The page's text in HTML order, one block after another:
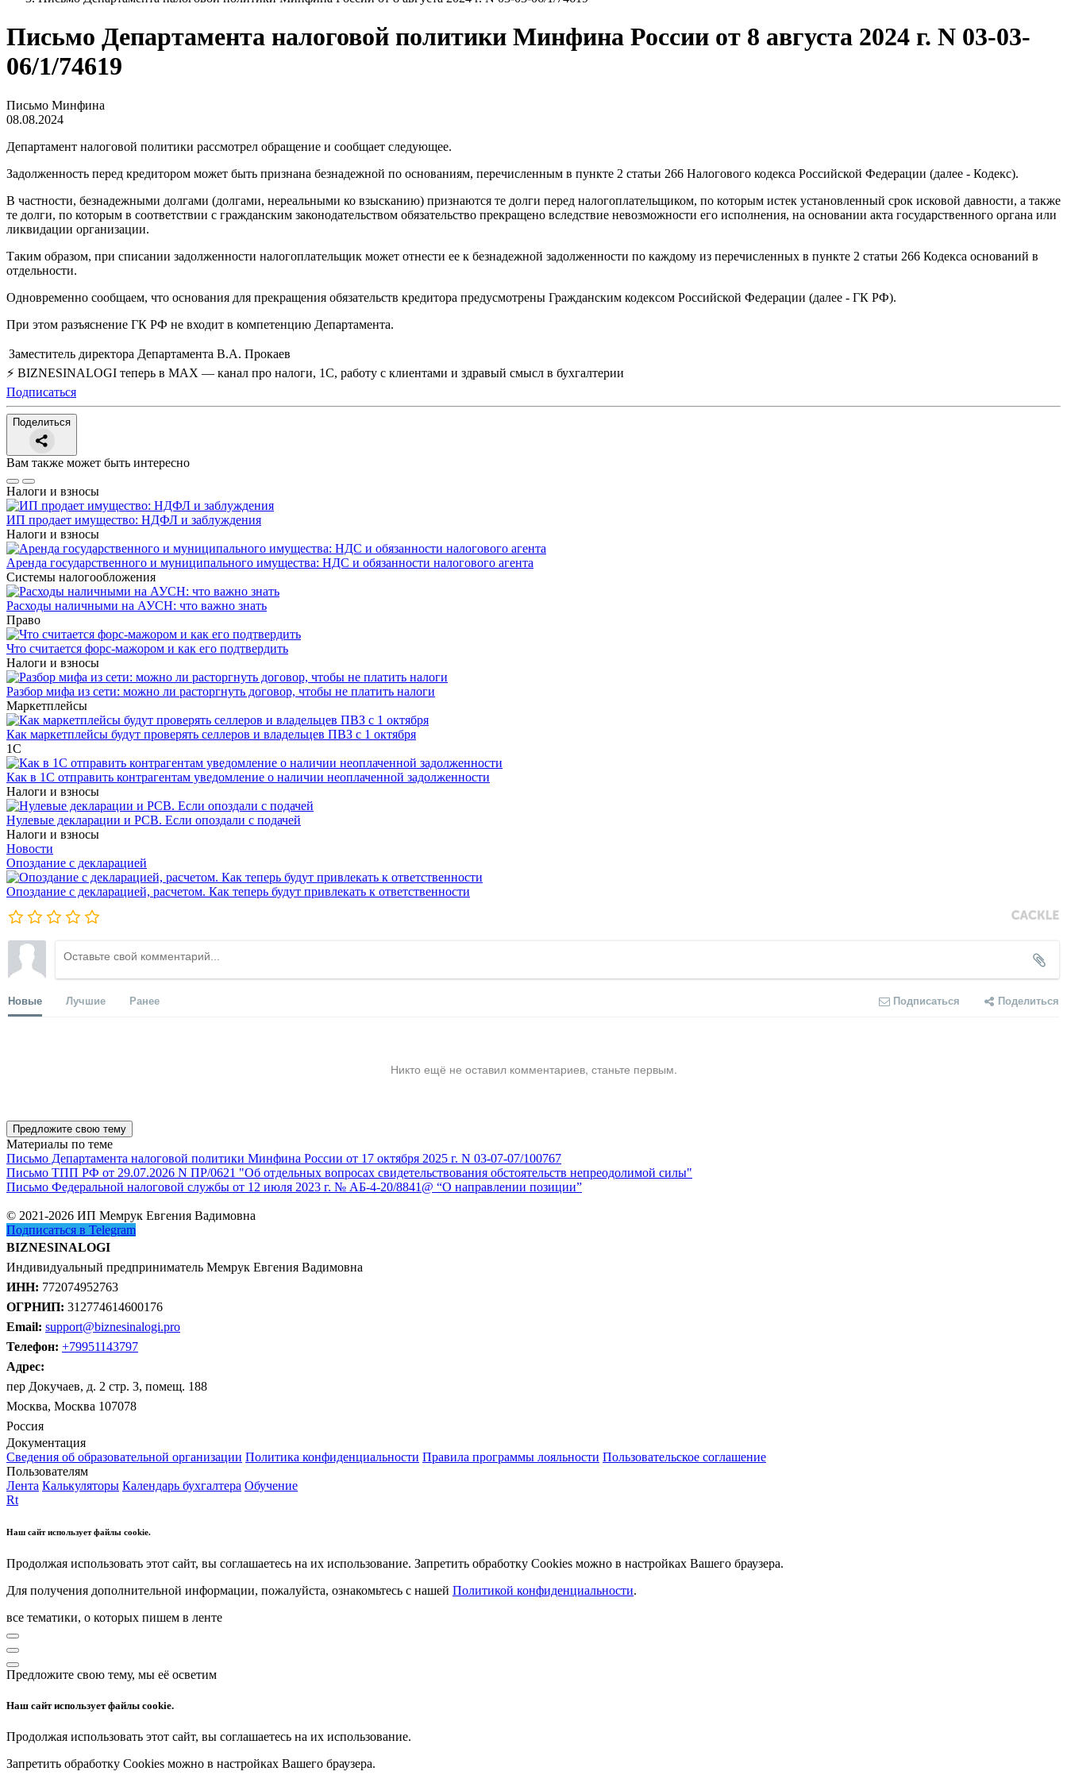
Письмо Департамента налоговой политики Минфина России от 8 августа 2024 г. N 03-03-
06/1/74619
Письмо Минфина
08.08.2024
Департамент налоговой политики рассмотрел обращение и сообщает следующее.
Задолженность перед кредитором может быть признана безнадежной по основаниям, перечисленным в пункте 2 статьи 266 Налогового кодекса Российской Федерации (далее - Кодекс).
В частности, безнадежными долгами (долгами, нереальными ко взысканию) признаются те долги перед налогоплательщиком, по которым истек установленный срок исковой давности, а также
те долги, по которым в соответствии с гражданским законодательством обязательство прекращено вследствие невозможности его исполнения, на основании акта государственного органа или
ликвидации организации.
Таким образом, при списании задолженности налогоплательщик может отнести ее к безнадежной задолженности по каждому из перечисленных в пункте 2 статьи 266 Кодекса оснований в
отдельности.
Одновременно сообщаем, что основания для прекращения обязательств кредитора предусмотрены Гражданским кодексом Российской Федерации (далее - ГК РФ).
При этом разъяснение ГК РФ не входит в компетенцию Департамента.
Заместитель директора Департамента В.А. Прокаев
⚡ BIZNESINALOGI теперь в MAX — канал про налоги, 1С, работу с клиентами и здравый смысл в бухгалтерии
Подписаться
Поделиться
Вам также может быть интересно
Налоги и взносы
ИП продает имущество: НДФЛ и заблуждения
Налоги и взносы
Аренда государственного и муниципального имущества: НДС и обязанности налогового агента
Системы налогообложения
Расходы наличными на АУСН: что важно знать
Право
Что считается форс-мажором и как его подтвердить
Налоги и взносы
Разбор мифа из сети: можно ли расторгнуть договор, чтобы не платить налоги
Маркетплейсы
Как маркетплейсы будут проверять селлеров и владельцев ПВЗ с 1 октября
1С
Как в 1С отправить контрагентам уведомление о наличии неоплаченной задолженности
Налоги и взносы
Нулевые декларации и РСВ. Если опоздали с подачей
Налоги и взносы
Новости
Опоздание с декларацией
Опоздание с декларацией, расчетом. Как теперь будут привлекать к ответственности
Новые Лучшие Ранее Подписаться Поделиться
Никто ещё не оставил комментариев, станьте первым.
Предложите свою тему
Материалы по теме
Письмо Департамента налоговой политики Минфина России от 17 октября 2025 г. N 03-07-07/100767
Письмо ТПП РФ от 29.07.2026 N ПР/0621 "Об отдельных вопросах свидетельствования обстоятельств непреодолимой силы"
Письмо Федеральной налоговой службы от 12 июля 2023 г. № АБ-4-20/8841@ “О направлении позиции”
© 2021-2026 ИП Мемрук Евгения Вадимовна
Подписаться в Telegram
BIZNESINALOGI
Индивидуальный предприниматель Мемрук Евгения Вадимовна
ИНН: 772074952763
ОГРНИП: 312774614600176
Email: support@biznesinalogi.pro
Телефон: +79951143797
Адрес:
пер Докучаев, д. 2 стр. 3, помещ. 188
Москва, Москва 107078
Россия
Документация
Сведения об образовательной организации Политика конфиденциальности Правила программы лояльности Пользовательское соглашение
Пользователям
Лента Калькуляторы Календарь бухгалтера Обучение
Rt
Наш сайт использует файлы cookie.
Продолжая использовать этот сайт, вы соглашаетесь на их использование. Запретить обработку Cookies можно в настройках Вашего браузера.
Для получения дополнительной информации, пожалуйста, ознакомьтесь с нашей Политикой конфиденциальности.
все тематики, о которых пишем в ленте
Предложите свою тему, мы её осветим
Наш сайт использует файлы cookie.
Продолжая использовать этот сайт, вы соглашаетесь на их использование.
Запретить обработку Cookies можно в настройках Вашего браузера.